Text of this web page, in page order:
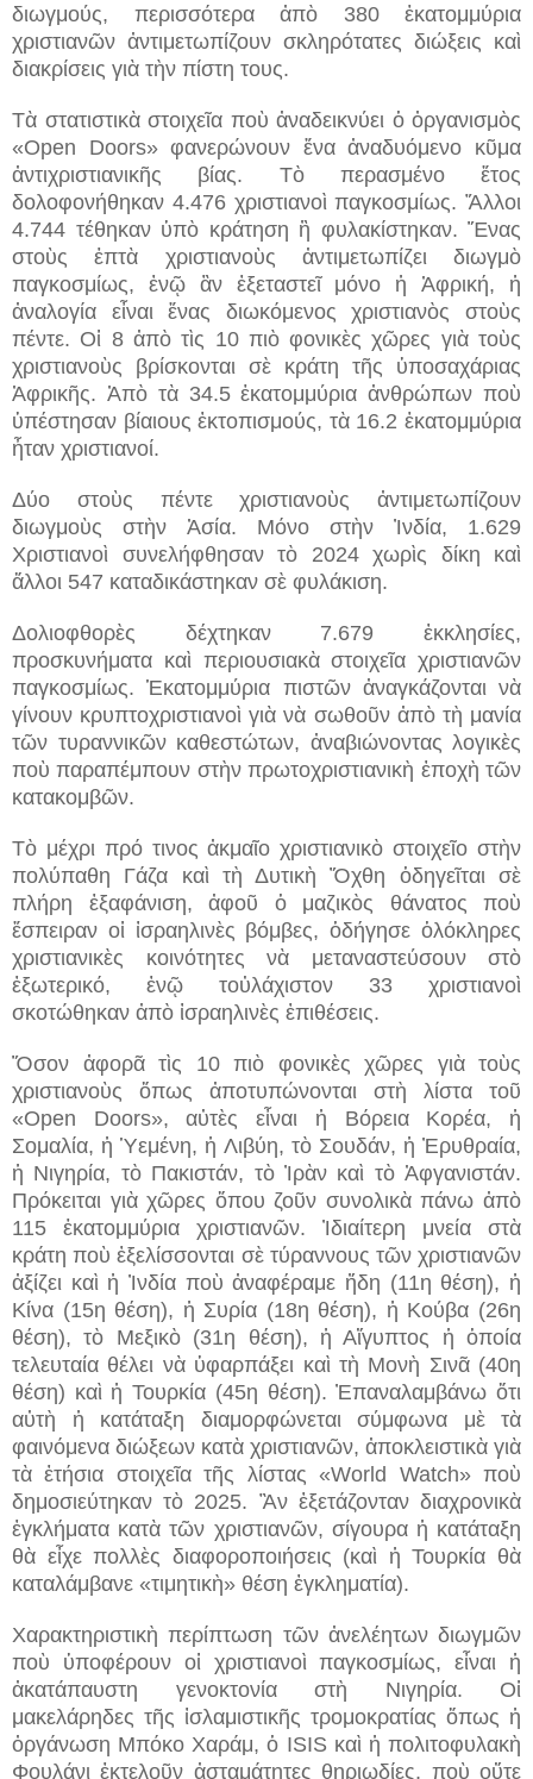
διωγμούς, περισσότερα ἀπὸ 380 ἑκατομμύρια
χριστιανῶν ἀντιμετωπίζουν σκληρότατες διώξεις καὶ
διακρίσεις γιὰ τὴν πίστη τους.
Τὰ στατιστικὰ στοιχεῖα ποὺ ἀναδεικνύει ὁ ὀργανισμὸς
«Open Doors» φανερώνουν ἕνα ἀναδυόμενο κῦμα
ἀντιχριστιανικῆς βίας. Τὸ περασμένο ἔτος
δολοφονήθηκαν 4.476 χριστιανοὶ παγκοσμίως. Ἄλλοι
4.744 τέθηκαν ὑπὸ κράτηση ἢ φυλακίστηκαν. Ἕνας
στοὺς ἑπτὰ χριστιανοὺς ἀντιμετωπίζει διωγμὸ
παγκοσμίως, ἐνῷ ἂν ἐξεταστεῖ μόνο ἡ Ἀφρική, ἡ
ἀναλογία εἶναι ἕνας διωκόμενος χριστιανὸς στοὺς
πέντε. Οἱ 8 ἀπὸ τὶς 10 πιὸ φονικὲς χῶρες γιὰ τοὺς
χριστιανοὺς βρίσκονται σὲ κράτη τῆς ὑποσαχάριας
Ἀφρικῆς. Ἀπὸ τὰ 34.5 ἑκατομμύρια ἀνθρώπων ποὺ
ὑπέστησαν βίαιους ἐκτοπισμούς, τὰ 16.2 ἑκατομμύρια
ἦταν χριστιανοί.
Δύο στοὺς πέντε χριστιανοὺς ἀντιμετωπίζουν
διωγμοὺς στὴν Ἀσία. Μόνο στὴν Ἰνδία, 1.629
Χριστιανοὶ συνελήφθησαν τὸ 2024 χωρὶς δίκη καὶ
ἄλλοι 547 καταδικάστηκαν σὲ φυλάκιση.
Δολιοφθορὲς δέχτηκαν 7.679 ἐκκλησίες,
προσκυνήματα καὶ περιουσιακὰ στοιχεῖα χριστιανῶν
παγκοσμίως. Ἑκατομμύρια πιστῶν ἀναγκάζονται νὰ
γίνουν κρυπτοχριστιανοὶ γιὰ νὰ σωθοῦν ἀπὸ τὴ μανία
τῶν τυραννικῶν καθεστώτων, ἀναβιώνοντας λογικὲς
ποὺ παραπέμπουν στὴν πρωτοχριστιανικὴ ἐποχὴ τῶν
κατακομβῶν.
Τὸ μέχρι πρό τινος ἀκμαῖο χριστιανικὸ στοιχεῖο στὴν
πολύπαθη Γάζα καὶ τὴ Δυτικὴ Ὄχθη ὁδηγεῖται σὲ
πλήρη ἐξαφάνιση, ἀφοῦ ὁ μαζικὸς θάνατος ποὺ
ἔσπειραν οἱ ἰσραηλινὲς βόμβες, ὁδήγησε ὁλόκληρες
χριστιανικὲς κοινότητες νὰ μεταναστεύσουν στὸ
ἐξωτερικό, ἐνῷ τοὐλάχιστον 33 χριστιανοὶ
σκοτώθηκαν ἀπὸ ἰσραηλινὲς ἐπιθέσεις.
Ὅσον ἀφορᾶ τὶς 10 πιὸ φονικὲς χῶρες γιὰ τοὺς
χριστιανοὺς ὅπως ἀποτυπώνονται στὴ λίστα τοῦ
«Open Doors», αὐτὲς εἶναι ἡ Βόρεια Κορέα, ἡ
Σομαλία, ἡ Ὑεμένη, ἡ Λιβύη, τὸ Σουδάν, ἡ Ἐρυθραία,
ἡ Νιγηρία, τὸ Πακιστάν, τὸ Ἰρὰν καὶ τὸ Ἀφγανιστάν.
Πρόκειται γιὰ χῶρες ὅπου ζοῦν συνολικὰ πάνω ἀπὸ
115 ἑκατομμύρια χριστιανῶν. Ἰδιαίτερη μνεία στὰ
κράτη ποὺ ἐξελίσσονται σὲ τύραννους τῶν χριστιανῶν
ἀξίζει καὶ ἡ Ἰνδία ποὺ ἀναφέραμε ἤδη (11η θέση), ἡ
Κίνα (15η θέση), ἡ Συρία (18η θέση), ἡ Κούβα (26η
θέση), τὸ Μεξικὸ (31η θέση), ἡ Αἴγυπτος ἡ ὁποία
τελευταία θέλει νὰ ὑφαρπάξει καὶ τὴ Μονὴ Σινᾶ (40η
θέση) καὶ ἡ Τουρκία (45η θέση). Ἐπαναλαμβάνω ὅτι
αὐτὴ ἡ κατάταξη διαμορφώνεται σύμφωνα μὲ τὰ
φαινόμενα διώξεων κατὰ χριστιανῶν, ἀποκλειστικὰ γιὰ
τὰ ἐτήσια στοιχεῖα τῆς λίστας «World Watch» ποὺ
δημοσιεύτηκαν τὸ 2025. Ἂν ἐξετάζονταν διαχρονικὰ
ἐγκλήματα κατὰ τῶν χριστιανῶν, σίγουρα ἡ κατάταξη
θὰ εἶχε πολλὲς διαφοροποιήσεις (καὶ ἡ Τουρκία θὰ
καταλάμβανε «τιμητικὴ» θέση ἐγκληματία).
Χαρακτηριστικὴ περίπτωση τῶν ἀνελέητων διωγμῶν
ποὺ ὑποφέρουν οἱ χριστιανοὶ παγκοσμίως, εἶναι ἡ
ἀκατάπαυστη γενοκτονία στὴ Νιγηρία. Οἱ
μακελάρηδες τῆς ἰσλαμιστικῆς τρομοκρατίας ὅπως ἡ
ὀργάνωση Μπόκο Χαράμ, ὁ ISIS καὶ ἡ πολιτοφυλακὴ
Φουλάνι ἐκτελοῦν ἀσταμάτητες θηριωδίες, ποὺ οὔτε